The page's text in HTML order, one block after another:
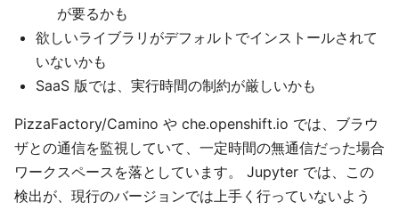
が要るかも
欲しいライブラリがデフォルトでインストールされて
いないかも
SaaS 版では、実行時間の制約が厳しいかも
PizzaFactory/Camino や che.openshift.io では、ブラウ
ザとの通信を監視していて、一定時間の無通信だった場合
ワークスペースを落としています。 Jupyter では、この
検出が、現行のバージョンでは上手く行っていないよう